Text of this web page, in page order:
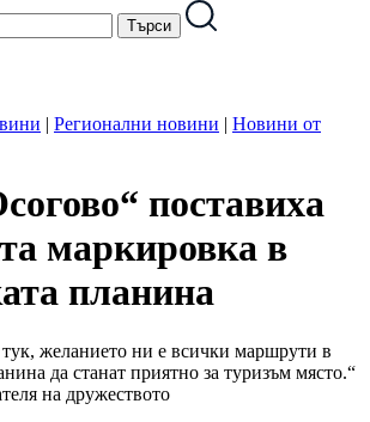
| Регионални новини | Новини от
поставиха
маркировка в
планина
желанието ни е всички маршрути в
да станат приятно за туризъм място.“
на дружеството